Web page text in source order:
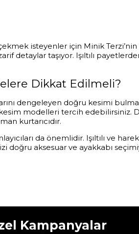
isteyenler için Minik Terzi’nin
detaylar taşıyor. Işıltılı
Dikkat Edilmeli?
dengeleyen doğru kesimi
modelleri tercih
kurtarıcıdır.
da önemlidir. Işıltılı ve
doğru aksesuar ve ayakkabı
Kampanyalar